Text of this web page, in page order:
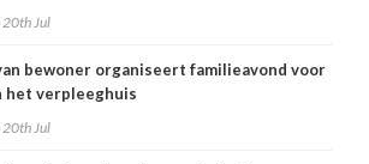
20th Jul
bewoner organiseert familieavond voor
het verpleeghuis
20th Jul